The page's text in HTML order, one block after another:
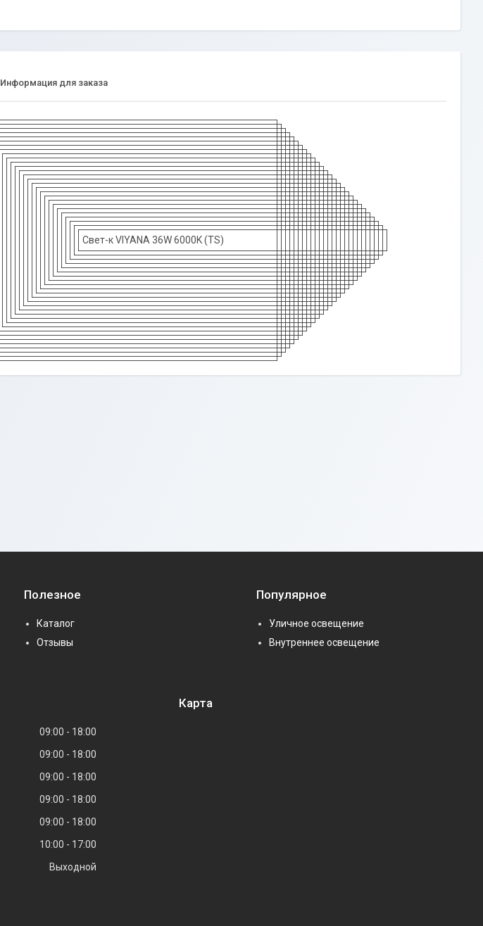
Информация для заказа
Свет-к VIYANA 36W 6000K (TS)
Полезное
Каталог
Отзывы
Популярное
Уличное освещение
Внутреннее освещение
09:00
18:00
09:00
18:00
09:00
18:00
09:00
18:00
09:00
18:00
10:00
17:00
Выходной
Карта